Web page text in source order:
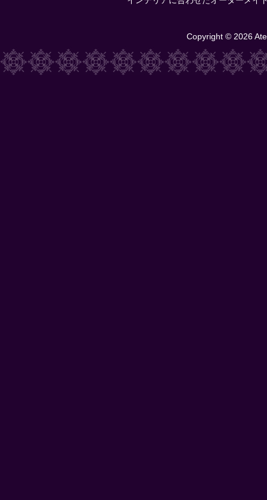
Copyright © 2026